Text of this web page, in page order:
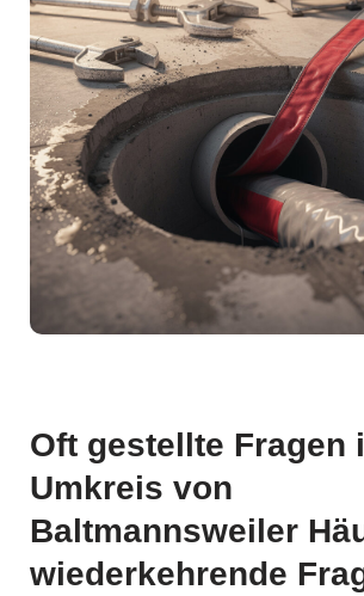
Oft gestellte Fragen
Umkreis von
Baltmannsweiler
wiederkehrende